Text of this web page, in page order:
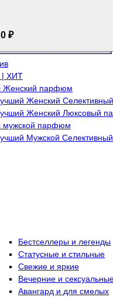
0 ₽
| ХИТ
Женский парфюм
Женский
Женский Люксовый
мужской парфюм
Мужской
Бестселлеры и легенды
Статусные и стильные
Свежие и яркие
Вечерние и
Авангард и для смелых